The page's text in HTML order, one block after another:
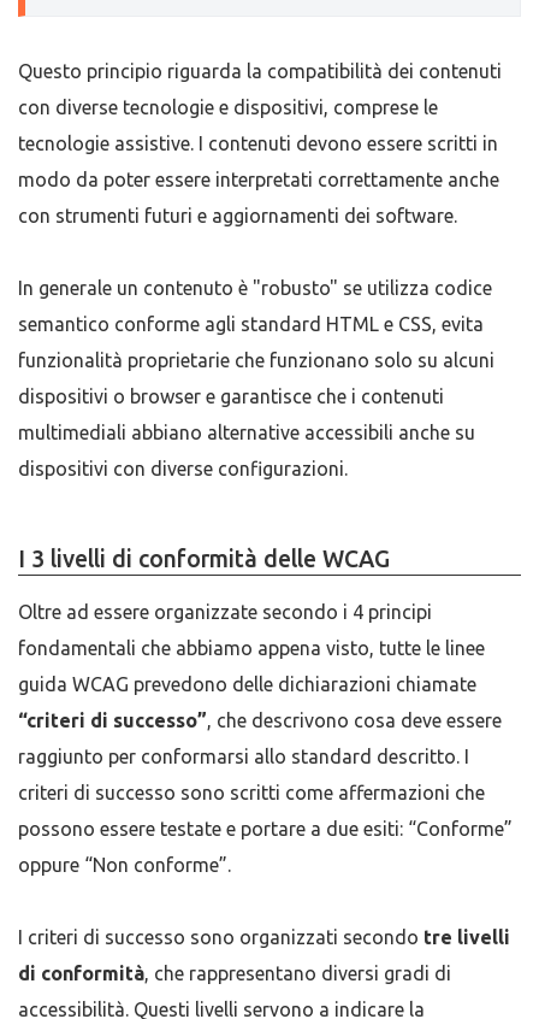
Questo principio riguarda la compatibilità dei contenuti
con diverse tecnologie e dispositivi, comprese le
tecnologie assistive. I contenuti devono essere scritti in
modo da poter essere interpretati correttamente anche
con strumenti futuri e aggiornamenti dei software.
In generale un contenuto è "robusto" se utilizza codice
semantico conforme agli standard HTML e CSS, evita
funzionalità proprietarie che funzionano solo su alcuni
dispositivi o browser e garantisce che i contenuti
multimediali abbiano alternative accessibili anche su
dispositivi con diverse configurazioni.
I 3 livelli di conformità delle WCAG
Oltre ad essere organizzate secondo i 4 principi
fondamentali che abbiamo appena visto, tutte le linee
guida WCAG prevedono delle dichiarazioni chiamate
“criteri di successo”, che descrivono cosa deve essere
raggiunto per conformarsi allo standard descritto. I
criteri di successo sono scritti come affermazioni che
possono essere testate e portare a due esiti: “Conforme”
oppure “Non conforme”.
I criteri di successo sono organizzati secondo tre livelli
di conformità, che rappresentano diversi gradi di
accessibilità. Questi livelli servono a indicare la